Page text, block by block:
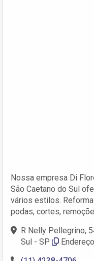
Nossa empresa Di
São Caetano do Sul
vários estilos.
podas, cortes,
R Nelly Pellegrino,
Sul - SP